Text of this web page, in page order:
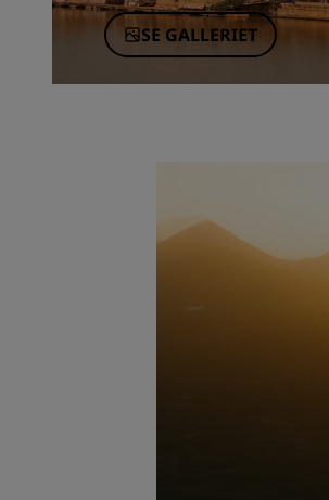
SE GALLERIET